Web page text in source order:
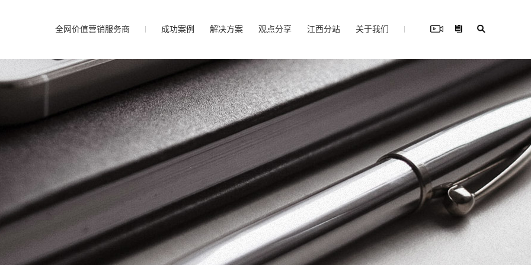
全网价值营销服务商 成功案例 解决方案 观点分享 江西分站 关于我们